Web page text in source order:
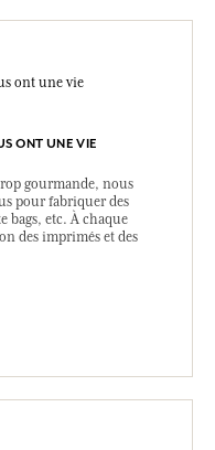
ONT UNE VIE
gourmande, nous
pour fabriquer des
bags, etc. À chaque
des imprimés et des